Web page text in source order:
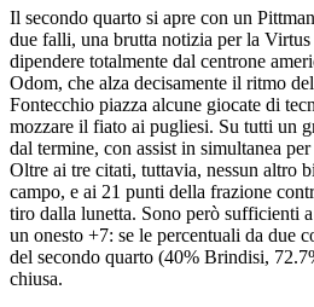
Il secondo quarto si apre con un
due falli, una brutta notizia per la
dipendere totalmente dal centrone
Odom, che alza decisamente il ritmo
Fontecchio piazza alcune giocate di
mozzare il fiato ai pugliesi. Su tutti un
dal termine, con assist in simultanea
Oltre ai tre citati, tuttavia, nessun altro
campo, e ai 21 punti della frazione
tiro dalla lunetta. Sono però sufficienti
un onesto +7: se le percentuali da due
del secondo quarto (40% Brindisi,
chiusa.